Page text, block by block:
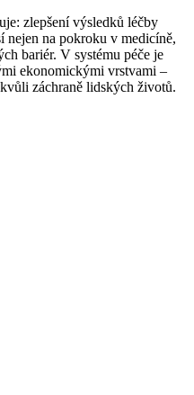
zlepšení výsledků léčby
nejen na pokroku v medicíně,
bariér. V systému péče je
ekonomickými vrstvami –
záchraně lidských životů.